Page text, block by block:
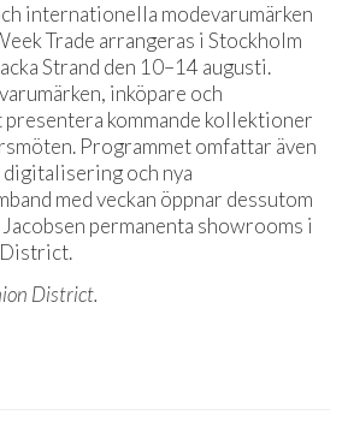
internationella modevarumärken
Trade arrangeras i Stockholm
Strand den 10–14 augusti.
inköpare och
kommande kollektioner
Programmet omfattar även
digitalisering och nya
med veckan öppnar dessutom
permanenta showrooms i
District.